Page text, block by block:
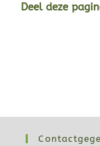
Deel deze